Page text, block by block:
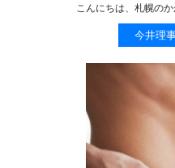
こんにちは、札幌の
今井理